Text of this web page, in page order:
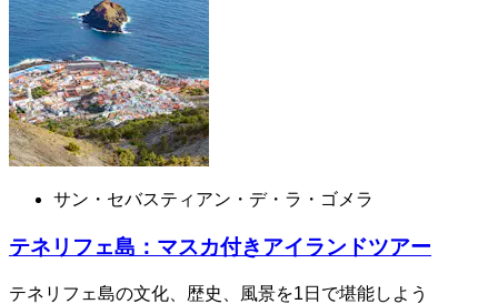
サン・セバスティアン・デ・ラ・ゴメラ
テネリフェ島：マスカ付きアイランドツアー
テネリフェ島の文化、歴史、風景を1日で堪能しよう